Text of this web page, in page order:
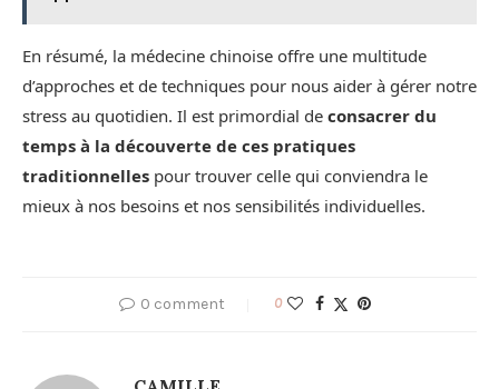
En résumé, la médecine chinoise offre une multitude
d’approches et de techniques pour nous aider à gérer notre
stress au quotidien. Il est primordial de consacrer du
temps à la découverte de ces pratiques
traditionnelles pour trouver celle qui conviendra le
mieux à nos besoins et nos sensibilités individuelles.
0 comment 0